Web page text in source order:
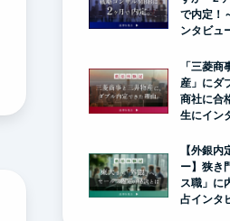
で内定！
ンタビュ
「三菱
産」にダ
商社に合
生にイン
【外銀内
ー】狭き
ス職」に
占インタ